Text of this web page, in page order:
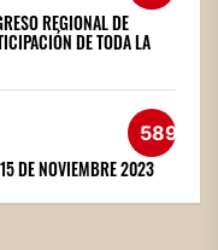
REGIONAL DE
DE TODA LA
589
DE NOVIEMBRE 2023